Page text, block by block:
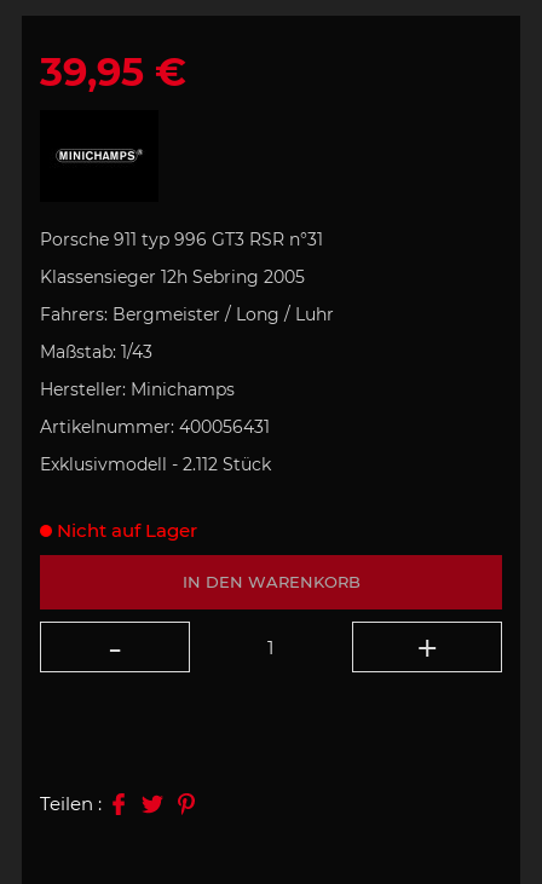
39,95 €
Porsche 911 typ 996 GT3 RSR n°31
Klassensieger 12h Sebring 2005
Fahrers: Bergmeister / Long / Luhr
Maßstab: 1/43
Hersteller: Minichamps
Artikelnummer: 400056431
Exklusivmodell - 2.112 Stück
IN DEN WARENKORB
Nicht auf Lager
Teilen :